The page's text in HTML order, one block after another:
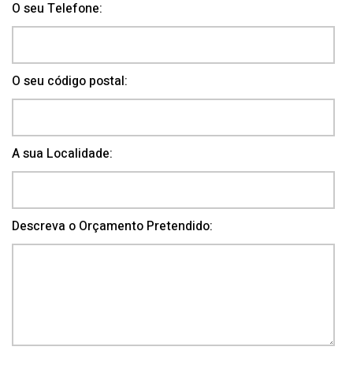
O seu Telefone:
O seu código postal:
A sua Localidade:
Descreva o Orçamento Pretendido: